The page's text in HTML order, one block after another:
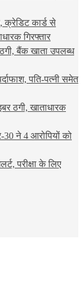
कार्ड से
गिरफ्तार
बैंक खाता उपलब्ध
पति-पत्नी समेत
ठगी, खाताधारक
ने 4 आरोपियों को
परीक्षा के लिए